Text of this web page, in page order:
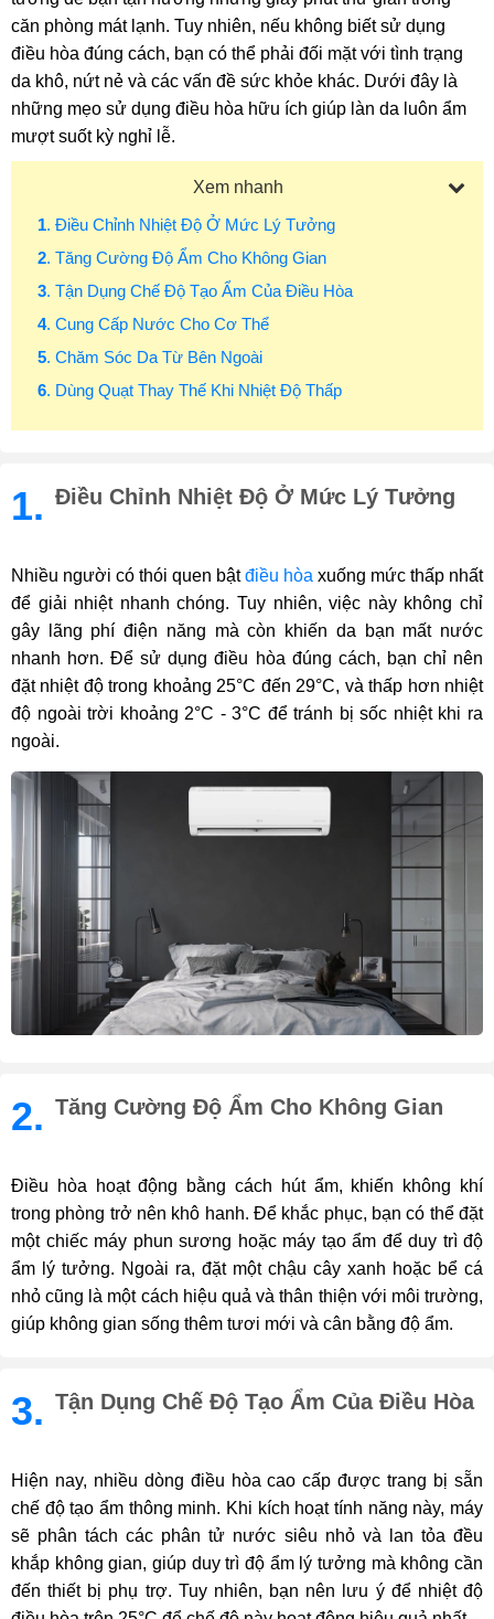
căn phòng mát lạnh. Tuy nhiên, nếu không biết sử dụng
điều hòa đúng cách, bạn có thể phải đối mặt với tình trạng
da khô, nứt nẻ và các vấn đề sức khỏe khác. Dưới đây là
những mẹo sử dụng điều hòa hữu ích giúp làn da luôn ẩm
mượt suốt kỳ nghỉ lễ.
Xem nhanh
1. Điều Chỉnh Nhiệt Độ Ở Mức Lý Tưởng
2. Tăng Cường Độ Ẩm Cho Không Gian
3. Tận Dụng Chế Độ Tạo Ẩm Của Điều Hòa
4. Cung Cấp Nước Cho Cơ Thể
5. Chăm Sóc Da Từ Bên Ngoài
6. Dùng Quạt Thay Thế Khi Nhiệt Độ Thấp
1. Điều Chỉnh Nhiệt Độ Ở Mức Lý Tưởng
Nhiều người có thói quen bậtđiều hòa xuống mức thấp nhất
để giải nhiệt nhanh chóng. Tuy nhiên, việc này không chỉ
gây lãng phí điện năng mà còn khiến da bạn mất nước
nhanh hơn. Để sử dụng điều hòa đúng cách, bạn chỉ nên
đặt nhiệt độ trong khoảng 25°C đến 29°C, và thấp hơn nhiệt
độ ngoài trời khoảng 2°C - 3°C để tránh bị sốc nhiệt khi ra
ngoài.
2. Tăng Cường Độ Ẩm Cho Không Gian
Điều hòa hoạt động bằng cách hút ẩm, khiến không khí
trong phòng trở nên khô hanh. Để khắc phục, bạn có thể đặt
một chiếc máy phun sương hoặc máy tạo ẩm để duy trì độ
ẩm lý tưởng. Ngoài ra, đặt một chậu cây xanh hoặc bể cá
nhỏ cũng là một cách hiệu quả và thân thiện với môi trường,
giúp không gian sống thêm tươi mới và cân bằng độ ẩm.
3. Tận Dụng Chế Độ Tạo Ẩm Của Điều Hòa
Hiện nay, nhiều dòng điều hòa cao cấp được trang bị sẵn
chế độ tạo ẩm thông minh. Khi kích hoạt tính năng này, máy
sẽ phân tách các phân tử nước siêu nhỏ và lan tỏa đều
khắp không gian, giúp duy trì độ ẩm lý tưởng mà không cần
đến thiết bị phụ trợ. Tuy nhiên, bạn nên lưu ý để nhiệt độ